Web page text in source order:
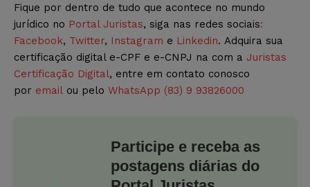
Fique por dentro de tudo que acontece no mundo
jurídico no Portal Juristas, siga nas redes sociais:
Facebook, Twitter, Instagram e Linkedin. Adquira sua
certificação digital e-CPF e e-CNPJ na com a Juristas
Certificação Digital, entre em contato conosco
por email ou pelo WhatsApp (83) 9 93826000
Participe e receba as
postagens diárias do